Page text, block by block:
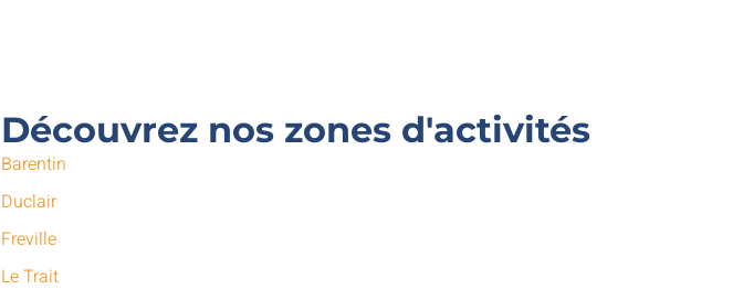
Découvrez nos zones d'activités
Barentin
Duclair
Freville
Le Trait